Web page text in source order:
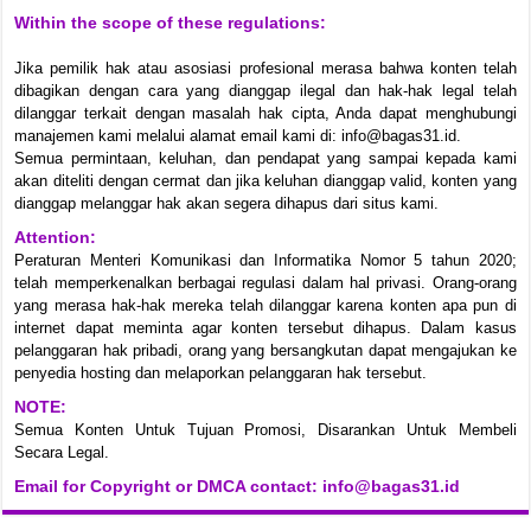
Within the scope of these regulations:
Jika pemilik hak atau asosiasi profesional merasa bahwa konten telah
dibagikan dengan cara yang dianggap ilegal dan hak-hak legal telah
dilanggar terkait dengan masalah hak cipta, Anda dapat menghubungi
manajemen kami melalui alamat email kami di: info@bagas31.id.
Semua permintaan, keluhan, dan pendapat yang sampai kepada kami
akan diteliti dengan cermat dan jika keluhan dianggap valid, konten yang
dianggap melanggar hak akan segera dihapus dari situs kami.
Attention:
Peraturan Menteri Komunikasi dan Informatika Nomor 5 tahun 2020;
telah memperkenalkan berbagai regulasi dalam hal privasi. Orang-orang
yang merasa hak-hak mereka telah dilanggar karena konten apa pun di
internet dapat meminta agar konten tersebut dihapus. Dalam kasus
pelanggaran hak pribadi, orang yang bersangkutan dapat mengajukan ke
penyedia hosting dan melaporkan pelanggaran hak tersebut.
NOTE:
Semua Konten Untuk Tujuan Promosi, Disarankan Untuk Membeli
Secara Legal.
Email for Copyright or DMCA contact: info@bagas31.id